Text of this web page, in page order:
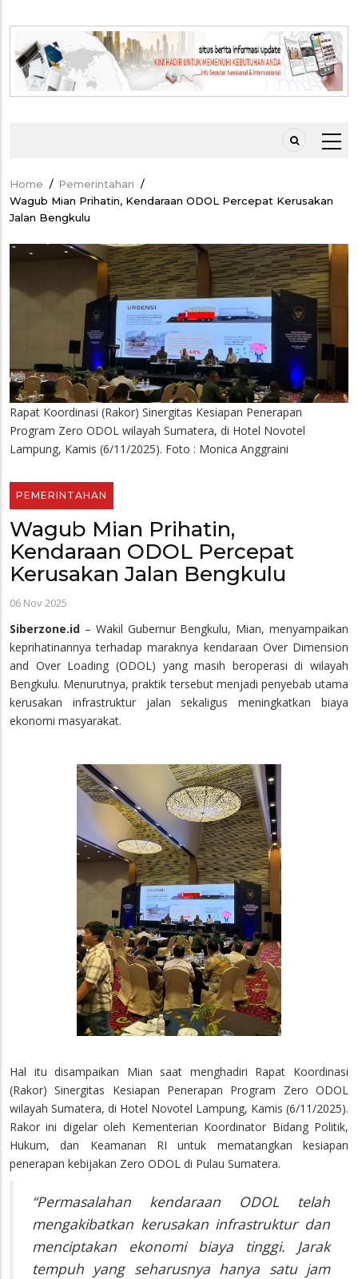
Breadcrumb
Home / Pemerintahan /
Wagub Mian Prihatin, Kendaraan ODOL Percepat Kerusakan
Jalan Bengkulu
Rapat Koordinasi (Rakor) Sinergitas Kesiapan Penerapan
Program Zero ODOL wilayah Sumatera, di Hotel Novotel
Lampung, Kamis (6/11/2025). Foto : Monica Anggraini
PEMERINTAHAN
Wagub Mian Prihatin,
Kendaraan ODOL Percepat
Kerusakan Jalan Bengkulu
06 Nov 2025
Siberzone.id – Wakil Gubernur Bengkulu, Mian, menyampaikan
keprihatinannya terhadap maraknya kendaraan Over Dimension
and Over Loading (ODOL) yang masih beroperasi di wilayah
Bengkulu. Menurutnya, praktik tersebut menjadi penyebab utama
kerusakan infrastruktur jalan sekaligus meningkatkan biaya
ekonomi masyarakat.
Hal itu disampaikan Mian saat menghadiri Rapat Koordinasi
(Rakor) Sinergitas Kesiapan Penerapan Program Zero ODOL
wilayah Sumatera, di Hotel Novotel Lampung, Kamis (6/11/2025).
Rakor ini digelar oleh Kementerian Koordinator Bidang Politik,
Hukum, dan Keamanan RI untuk mematangkan kesiapan
penerapan kebijakan Zero ODOL di Pulau Sumatera.
“Permasalahan kendaraan ODOL telah
mengakibatkan kerusakan infrastruktur dan
menciptakan ekonomi biaya tinggi. Jarak
tempuh yang seharusnya hanya satu jam